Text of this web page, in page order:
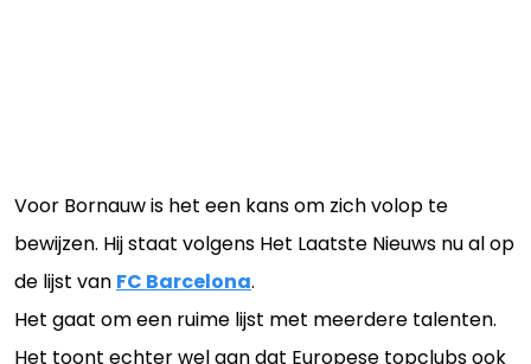
Voor Bornauw is het een kans om zich volop te
bewijzen. Hij staat volgens Het Laatste Nieuws nu al op
de lijst van FC Barcelona.
Het gaat om een ruime lijst met meerdere talenten.
Het toont echter wel aan dat Europese topclubs ook